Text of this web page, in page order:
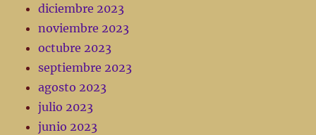
diciembre 2023
noviembre 2023
octubre 2023
septiembre 2023
agosto 2023
julio 2023
junio 2023